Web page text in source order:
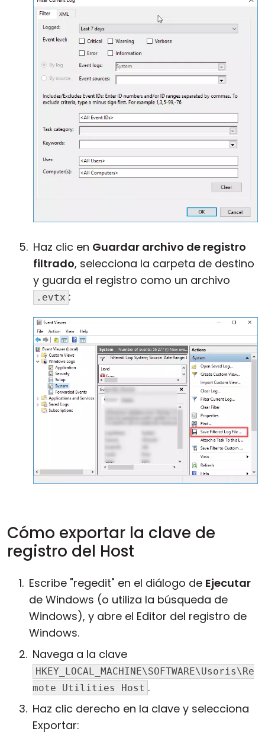
Haz clic en Guardar archivo de registro
filtrado, selecciona la carpeta de destino
y guarda el registro como un archivo
.evtx :
Cómo exportar la clave de
registro del Host
Escribe "regedit" en el diálogo de Ejecutar
de Windows (o utiliza la búsqueda de
Windows), y abre el Editor del registro de
Windows.
Navega a la clave
HKEY_LOCAL_MACHINE\SOFTWARE\Usoris\Re
mote Utilities Host .
Haz clic derecho en la clave y selecciona
Exportar: